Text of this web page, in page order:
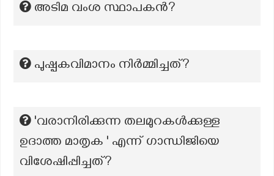
അടിമ വംശ സ്ഥാപകൻ?
പുഷ്പകവിമാനം നിർമ്മിച്ചത്?
'വരാനിരിക്കുന്ന തലമുറകൾക്കുള്ള
ഉദാത്ത മാതൃക ' എന്ന് ഗാന്ധിജിയെ
വിശേഷിപ്പിച്ചത്?